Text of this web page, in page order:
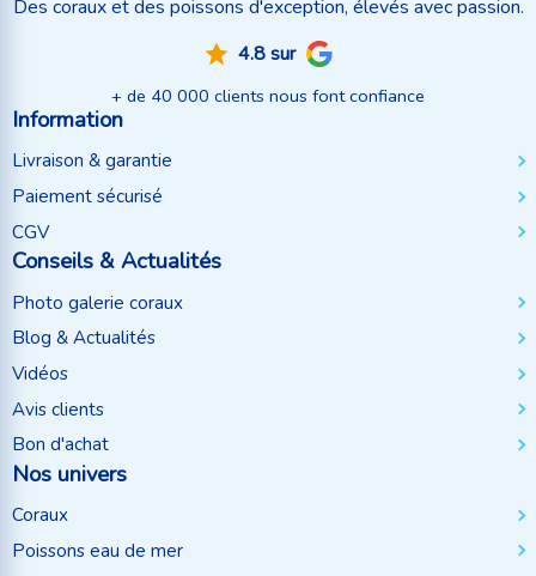
Des coraux et des poissons d'exception, élevés avec passion.
4.8 sur
+ de 40 000 clients nous font confiance
Information
Livraison & garantie
Paiement sécurisé
CGV
Conseils & Actualités
Photo galerie coraux
Blog & Actualités
Vidéos
Avis clients
Bon d'achat
Nos univers
Coraux
Poissons eau de mer